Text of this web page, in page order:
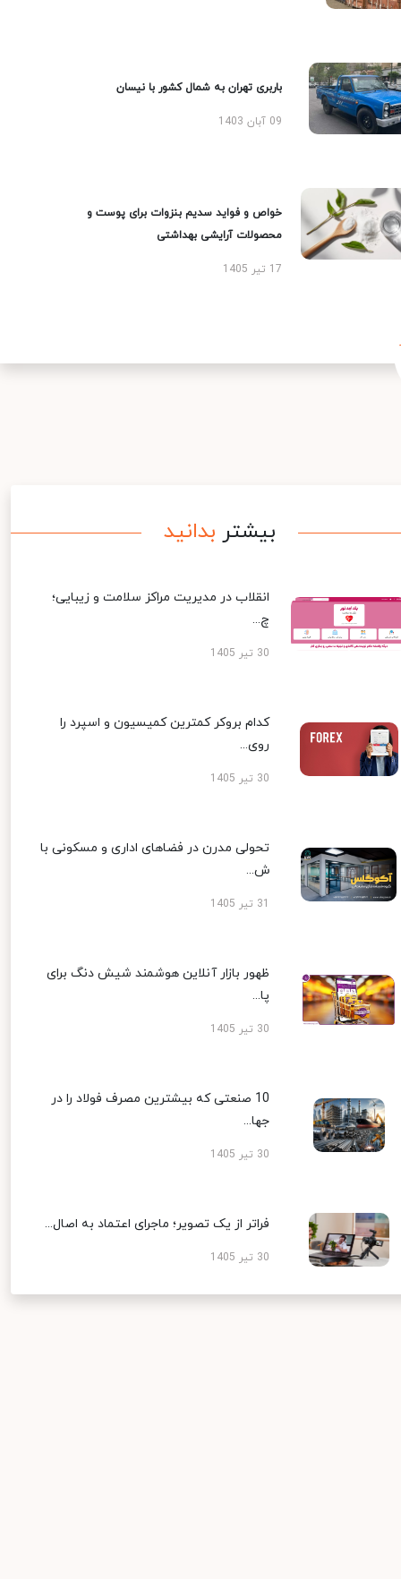
باربری تهران به شمال کشور با نیسان
09 آبان 1403
خواص و فواید سدیم بنزوات برای پوست و
محصولات آرایشی بهداشتی
17 تیر 1405
بیشتر بدانید
انقلاب در مدیریت مراکز سلامت و زیبایی؛
چ...
30 تیر 1405
کدام بروکر کمترین کمیسیون و اسپرد را
روی...
30 تیر 1405
تحولی مدرن در فضاهای اداری و مسکونی با
ش...
ظهور بازار آنلاین هوشمند شیش دنگ برای
پا...
30 تیر 1405
10 صنعتی که بیشترین مصرف فولاد را در
جها...
30 تیر 1405
فراتر از یک تصویر؛ ماجرای اعتماد به اصال...
30 تیر 1405